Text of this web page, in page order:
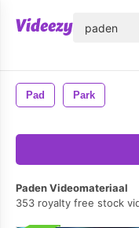
Pad Park
Paden Videomateriaal
353 royalty free stock